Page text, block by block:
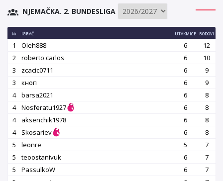
NJEMAČKA. 2. BUNDESLIGA
№ IGRAČ UTAKMICE BODOVI
1 Oleh888 6
12
2
roberto carlos 6
10
3
zcacic0711 6
9
3
кноп 6
9
4
barsa2021 6
8
4
Nosferatu1927 6
8
4
aksenchik1978 6
8
4
Skosariev 6
8
5
leonre 5
7
5
teoostanivuk 6
7
5
PassulkoW 6
7